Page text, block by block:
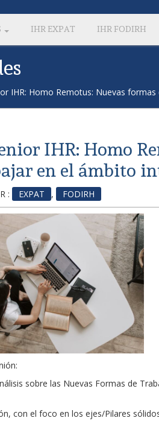
IHR EXPAT IHR FODIRH
IHR: Homo Remotus: Nuevas
IHR: Homo
en el ámbito
: EXPAT , FODIRH
sobre las Nuevas Formas de
con el foco en los ejes/Pilares